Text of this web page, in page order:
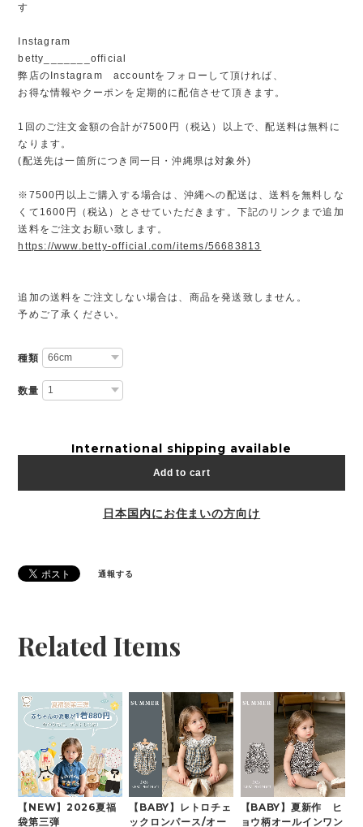
す
Instagram
betty_______official
弊店のInstagram accountをフォローして頂ければ、
お得な情報やクーポンを定期的に配信させて頂きます。
1回のご注文金額の合計が7500円（税込）以上で、配送料は無料に
なります。
(配送先は一箇所につき同一日・沖縄県は対象外)
※7500円以上ご購入する場合は、沖縄への配送は、送料を無料しな
くて1600円（税込）とさせていただきます。下記のリンクまで追加
送料をご注文お願い致します。
https://www.betty-official.com/items/56683813
追加の送料をご注文しない場合は、商品を発送致しません。
予めご了承ください。
種類
数量
International shipping available
Add to cart
日本国内にお住まいの方向け
通報する
Related Items
【NEW】2026夏福
袋第三弾
【BABY】レトロチェ
ックロンパース/オー
【BABY】夏新作 ヒ
ョウ柄オールインワン